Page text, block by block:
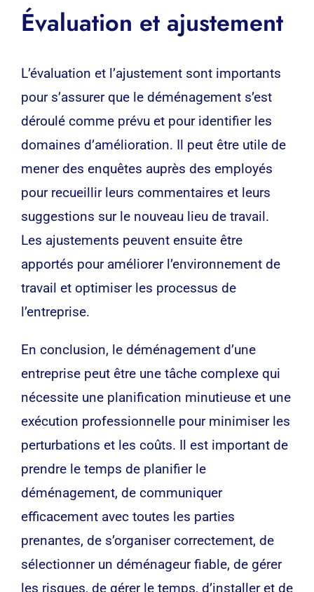
Évaluation et ajustement
L’évaluation et l’ajustement sont importants
pour s’assurer que le déménagement s’est
déroulé comme prévu et pour identifier les
domaines d’amélioration. Il peut être utile de
mener des enquêtes auprès des employés
pour recueillir leurs commentaires et leurs
suggestions sur le nouveau lieu de travail.
Les ajustements peuvent ensuite être
apportés pour améliorer l’environnement de
travail et optimiser les processus de
l’entreprise.
En conclusion, le déménagement d’une
entreprise peut être une tâche complexe qui
nécessite une planification minutieuse et une
exécution professionnelle pour minimiser les
perturbations et les coûts. Il est important de
prendre le temps de planifier le
déménagement, de communiquer
efficacement avec toutes les parties
prenantes, de s’organiser correctement, de
sélectionner un déménageur fiable, de gérer
les risques, de gérer le temps, d’installer et de